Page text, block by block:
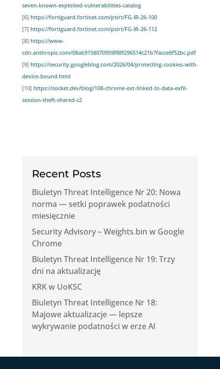
seven-known-exploited-vulnerabilities-catalog
[6] https://fortiguard.fortinet.com/psirt/FG-IR-26-100
[7] https://fortiguard.fortinet.com/psirt/FG-IR-26-112
[8] https://www-
cdn.anthropic.com/08ab9158070959f88f296514c21b7facce6f52bc.pdf
[9] https://security.googleblog.com/2026/04/protecting-cookies-with-
device-bound.html
[10] https://socket.dev/blog/108-chrome-ext-linked-to-data-exfil-
session-theft-shared-c2
Recent Posts
Biuletyn Threat Intelligence Nr 20: Nowa
norma — setki poprawek podatności
miesięcznie
Security Advisory – Weights.bin w Google
Chrome
Biuletyn Threat Intelligence Nr 19: Trzy
dni na aktualizację
KRK w UoKSC
Biuletyn Threat Intelligence Nr 18:
Majowe aktualizacje — lepsze
wykrywanie podatności w erze AI